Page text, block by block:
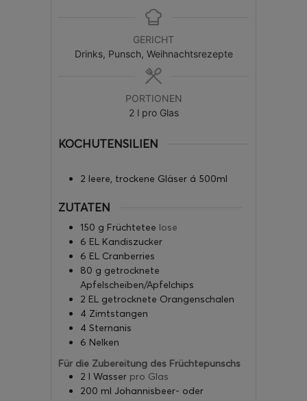
GERICHT
Drinks, Punsch, Weihnachtsrezepte
PORTIONEN
2 l pro Glas
KOCHUTENSILIEN
2 leere, trockene Gläser á 500ml
ZUTATEN
150 g Früchtetee lose
6 EL Kandiszucker
6 EL Cranberries
80 g getrocknete
Apfelscheiben/Apfelchips
2 EL getrocknete Orangenschalen
4 Zimtstangen
4 Sternanis
6 Nelken
Für die Zubereitung des Früchtepunschs
2 l Wasser pro Glas
200 ml Johannisbeer- oder